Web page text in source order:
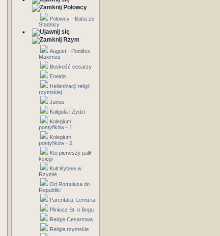
Połowcy
Połowcy - Baba ze
Stadnicy
Rzym
August - Pontifex
Maximus
Boskość cesarzy
Eneida
Hellenizacji religii
rzymskiej
Janus
Kaligula i Żydzi
Kolegium
pontyfików - 1
Kolegium
pontyfików - 2
Kto pierwszy palił
księgi
Kult Kybele w
Rzymie
Od Romulusa do
Republiki
Parentalia, Lemuria
Pliniusz St. o Bogu
Religie Cesarstwa
Religie rzymskie